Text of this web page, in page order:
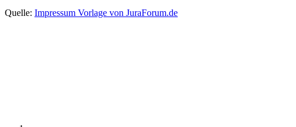
Quelle: Impressum Vorlage von JuraForum.de